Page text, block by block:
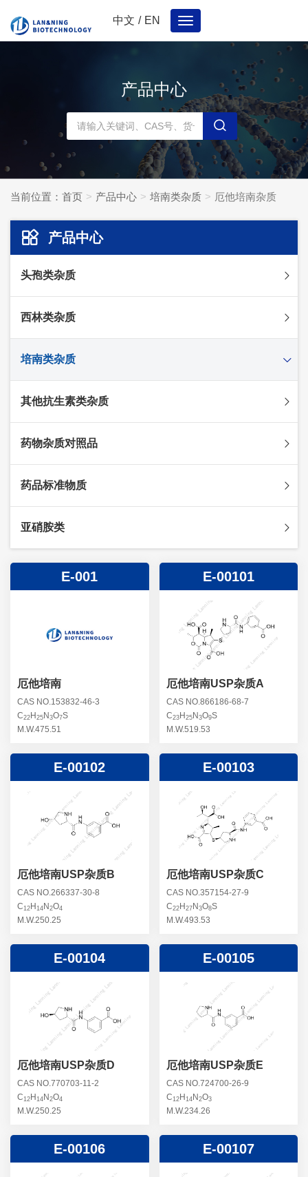
中文 / EN
Toggle
navigation
产品中心
当前位置： 首页 产品中心 培南类杂质 厄他培南杂质
产品中心
头孢类杂质
头孢唑林杂质
头孢他啶杂质
头孢米诺杂质
头孢吡肟杂质
头孢地嗪钠杂质
头孢曲松钠杂质
青霉素杂质
头孢羟氨苄杂质
头孢西丁杂质
头孢卡品酯杂质
头孢唑肟杂质
西林类杂质
苯唑西林杂质
替卡西林杂质
阿洛西林杂质
美洛西林杂质
培南类杂质
多立培南杂质
厄他培南杂质
多尼培南杂质
其他抗生素类杂质
利福平杂质
苄丝肼杂质
克拉霉素杂质
克拉维酸钾杂质
替加环素杂质
土霉素杂质
林可霉素杂质
药物杂质对照品
杂质对照品
药品标准物质
亚硝胺类
E-001
厄他培南
CAS NO.153832-46-3
C22 H 25 N 3O7S
M.W.475.51
E-00101
厄他培南USP杂质A
CAS NO.866186-68-7
C23H 25N 3O9S
M.W.519.53
E-00102
厄他培南USP杂质B
CAS NO.266337-30-8
C12 H 14 N 2O4
M.W.250.25
E-00103
厄他培南USP杂质C
CAS NO.357154-27-9
C22H 27N 3O8S
M.W.493.53
E-00104
厄他培南USP杂质D
CAS NO.770703-11-2
C12 H 14 N 2O4
M.W.250.25
E-00105
厄他培南USP杂质E
CAS NO.724700-26-9
C12H 14 N 2O3
M.W.234.26
E-00106 E-00107